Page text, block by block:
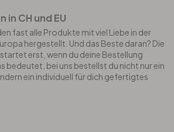
in CH und EU
fast alle Produkte mit viel Liebe in der
hergestellt. Und das Beste daran? Die
erst, wenn du deine Bestellung
bedeutet, bei uns bestellst du nicht nur ein
ein individuell für dich gefertigtes